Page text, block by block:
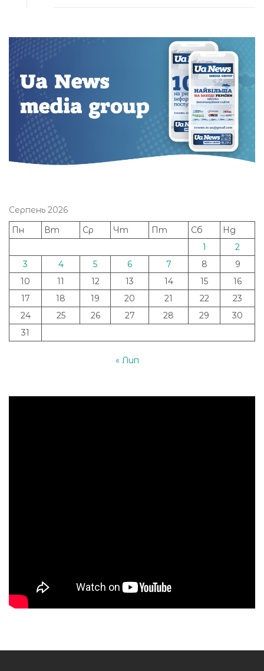
Серпень 2026
Пн
Вт Ср Чт Пт Сб
Нд
1
2
3
4 5 6 7 8
9
10
11 12 13 14 15
16
17
18 19 20 21 22
23
24
25 26 27 28 29
30
31
« Лип